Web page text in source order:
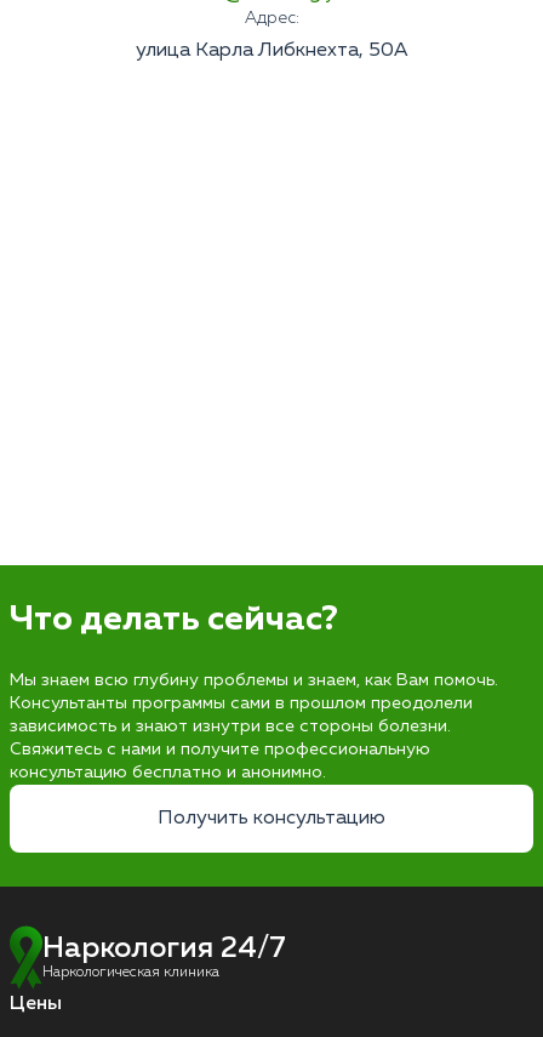
Адрес:
улица Карла Либкнехта, 50А
Что делать сейчас?
Мы знаем всю глубину проблемы и знаем, как Вам помочь.
Консультанты программы сами в прошлом преодолели
зависимость и знают изнутри все стороны болезни.
Свяжитесь с нами и получите профессиональную
консультацию бесплатно и анонимно.
Получить консультацию
Наркология 24/7
Наркологическая клиника
Цены